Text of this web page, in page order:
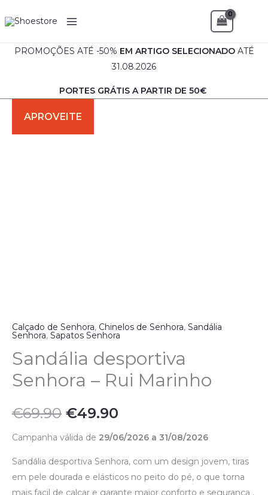
to
PROMOÇÕES ATÉ -50% EM ARTIGO SELECIONADO ATÉ
31.08.2026
PORTES GRÁTIS A PARTIR DE 50€
Calçado de Senhora, Chinelos de Senhora, Sandália
Senhora, Sapatos Senhora
Sandália desportiva
Senhora – Rui Marinho
€69.90
O
preço
€49.90
Campanha válida de 29/06/2026 a 31/08/2026
Sandália desportiva Senhora, com um design jovem, tiras
em pele dourada e elásticos no peito do pé, o que torna
mais facil de calçar e garante maior conforto e segurança .
Sandália